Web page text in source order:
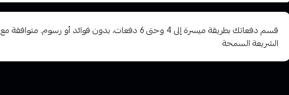
قسم دفعاتك بطريقة ميسرة إلى 4 وحتى 6 دفعات، بدون فوائد أو رسوم. متوافقة مع
الشريعة السمحة